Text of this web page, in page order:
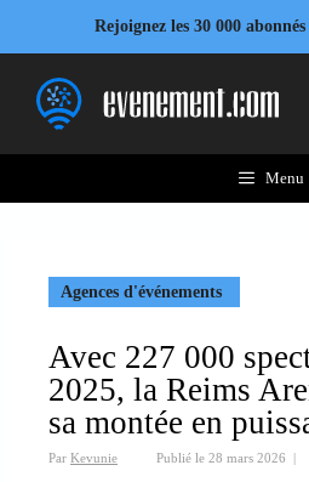
contenu
Rejoignez les 30 000
Menu
Agences d'événements
Avec 227 000
2025, la Reims
sa montée en
Par Kevunie Publié le 28 mars 2026 |